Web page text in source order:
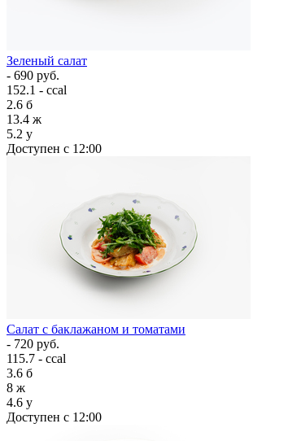
Зеленый салат
- 690 руб.
152.1 - ccal
2.6 б
13.4 ж
5.2 у
Доступен с 12:00
Салат с баклажаном и томатами
- 720 руб.
115.7 - ccal
3.6 б
8 ж
4.6 у
Доступен с 12:00